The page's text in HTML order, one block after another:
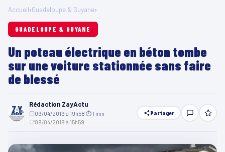
Accueil›Guadeloupe & Guyane›
GUADELOUPE & GUYANE
Un poteau électrique en béton tombe
sur une voiture stationnée sans faire
de blessé
Rédaction ZayActu
09/04/2019 à 19h58 ⏱ 1 min
09/04/2019 à 15h59
Partager